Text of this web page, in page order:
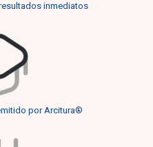
inmediatos
por Arcitura®